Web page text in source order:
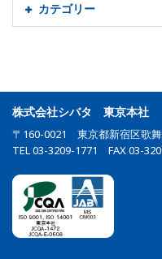
カテゴリー
株式会社シバタ 東京本社
〒160-0021 東京都新宿区歌
TEL 03-3209-1771 FAX 03-